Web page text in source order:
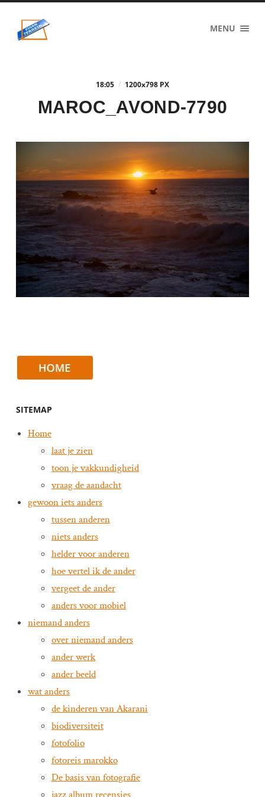
eigenzinnig
terrein
MENU
18:05 / 1200x798 PX
MAROC_AVOND-7790
SITEMAP
Home
laat je zien
toon je vakkundigheid
vraag de aandacht
gewoon iets anders
tussen anderen
niets anders
helder voor anderen
hoe vertel ik de ander
vergeet de ander
anders voor mobiel
niemand anders
over niemand anders
ander werk
ander beeld
wat anders
de kinderen van Akarani
biodiversiteit
fotofolio
fotoreis marokko
De basis van fotografie